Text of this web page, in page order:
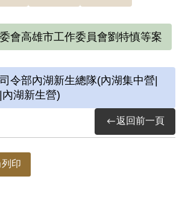
互間之供證，然並無具體證
有參加叛亂組織之行為，故認
促轉會公告撤銷判決處分。
會高雄市工作委員會劉特慎等案
令部內湖新生總隊(內湖集中營|
湖新生營)
返回前一頁
列印